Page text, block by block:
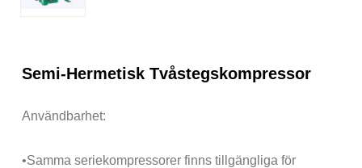
Semi-Hermetisk Tvåstegskompressor
Användbarhet:
•Samma seriekompressorer finns tillgängliga för